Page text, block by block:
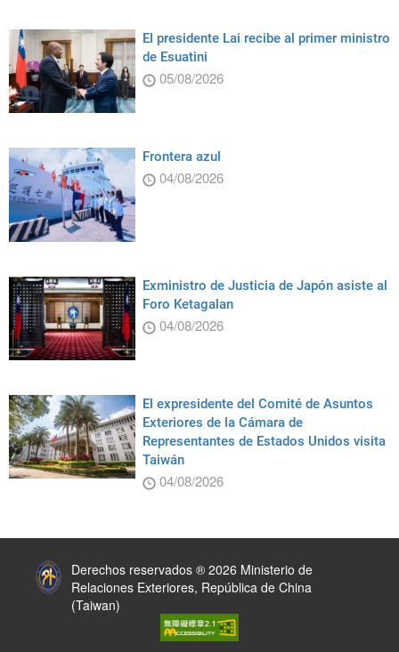
El presidente Lai recibe al primer ministro
de Esuatini
05/08/2026
Frontera azul
04/08/2026
Exministro de Justicia de Japón asiste al
Foro Ketagalan
04/08/2026
El expresidente del Comité de Asuntos
Exteriores de la Cámara de
Representantes de Estados Unidos visita
Taiwán
04/08/2026
Derechos reservados ® 2026 Ministerio de
Relaciones Exteriores, República de China
(Taiwan)